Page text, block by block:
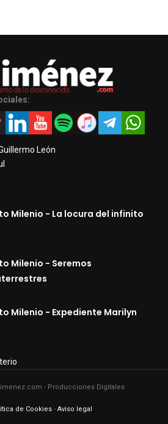
León
Milenio - La locura del infinito
Milenio - Seremos
Milenio - Expediente Marilyn
- Producciones Digitales
de Cookies - Aviso legal